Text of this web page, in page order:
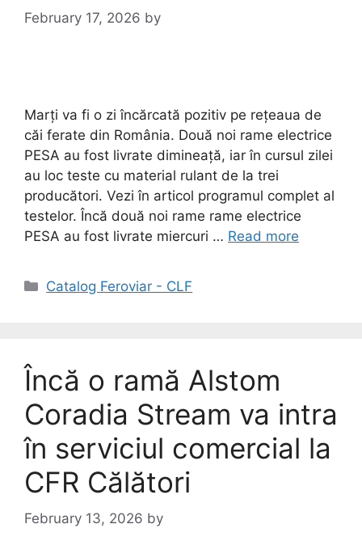
February 17, 2026 by
Marți va fi o zi încărcată pozitiv pe rețeaua de
căi ferate din România. Două noi rame electrice
PESA au fost livrate dimineață, iar în cursul zilei
au loc teste cu material rulant de la trei
producători. Vezi în articol programul complet al
testelor. Încă două noi rame rame electrice
PESA au fost livrate miercuri … Read more
Catalog Feroviar - CLF
Încă o ramă Alstom
Coradia Stream va intra
în serviciul comercial la
CFR Călători
February 13, 2026 by